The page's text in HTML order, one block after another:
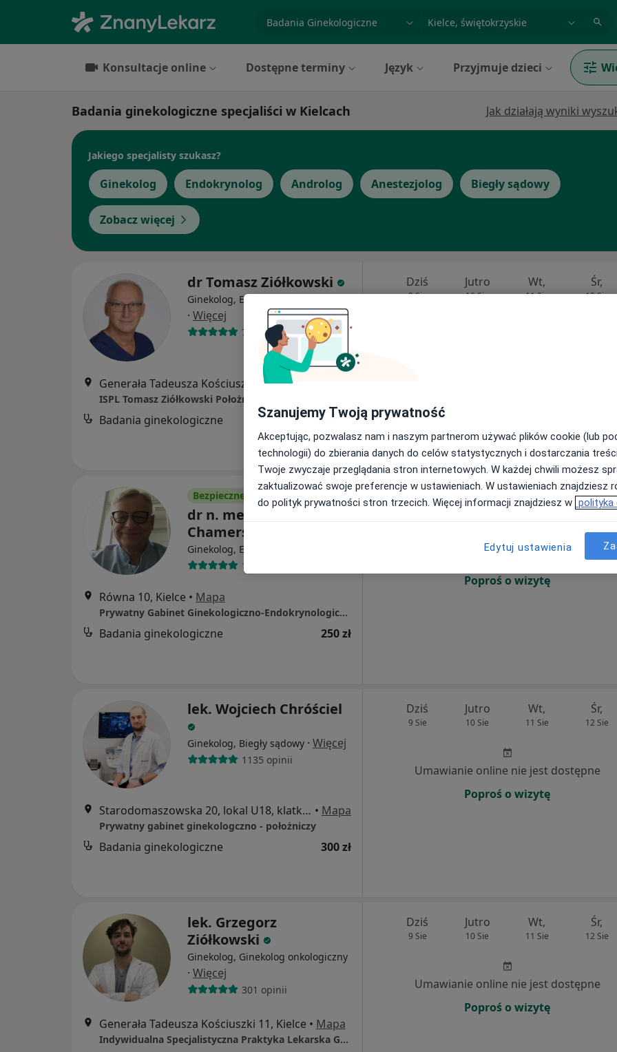
miasto lub dzielnica
Konsultacje online Dostępne terminy Język Przyjmuje dzieci
Badania ginekologiczne specjaliści w Kielcach Jak działają wyniki
Jakiego specjalisty szukasz?
Ginekolog Endokrynolog Androlog Anestezjolog Biegły sądowy
Zobacz więcej
dr Tomasz Ziółkowski
Ginekolog, Endokrynolog, Androlog
· Więcej
723 opinie
Generała Tadeusza Kościuszki 11, Kielce
Badania ginekologiczne od 350 zł
Dziś
9 Sie
Jutro
10 Sie
Wt,
11 Sie
Śr,
12 Sie
Bezpieczne płatności
dr n. med. Jacek
Chamerski
Ginekolog, Endokrynolog
180 opinii
Równa 10, Kielce • Mapa
Prywatny Gabinet Ginekologiczno-Endokrynologiczny
Badania ginekologiczne 250 zł
Dziś
9 Sie
Jutro
10 Sie
Wt,
11 Sie
Śr,
12 Sie
Umawianie online nie jest dostępne
Poproś o wizytę
lek. Wojciech Chróściel
Ginekolog, Biegły sądowy · Więcej
1135 opinii
Starodomaszowska 20, lokal U18, klatka B, pierwsze piętro., Kielce • Mapa
Prywatny gabinet ginekologczno - położniczy
Badania ginekologiczne 300 zł
Dziś
9 Sie
Jutro
10 Sie
Wt,
11 Sie
Śr,
12 Sie
Umawianie online nie jest dostępne
Poproś o wizytę
lek. Grzegorz
Ziółkowski
Ginekolog, Ginekolog onkologiczny
· Więcej
301 opinii
Generała Tadeusza Kościuszki 11, Kielce • Mapa
Indywidualna Specjalistyczna Praktyka Lekarska Grzegorz Ziółkowski
Dziś
9 Sie
Jutro
10 Sie
Wt,
11 Sie
Śr,
12 Sie
Umawianie online nie jest dostępne
Poproś o wizytę
Szanujemy Twoją prywatność
Akceptując, pozwalasz nam i naszym partnerom używać plików cookie (lub
technologii) do zbierania danych do celów statystycznych i dostarczania
Twoje zwyczaje przeglądania stron internetowych. W każdej chwili możesz
zaktualizować swoje preferencje w ustawieniach. W ustawieniach znajdziesz
do polityk prywatności stron trzecich. Więcej informacji znajdziesz w polityka
Edytuj ustawienia